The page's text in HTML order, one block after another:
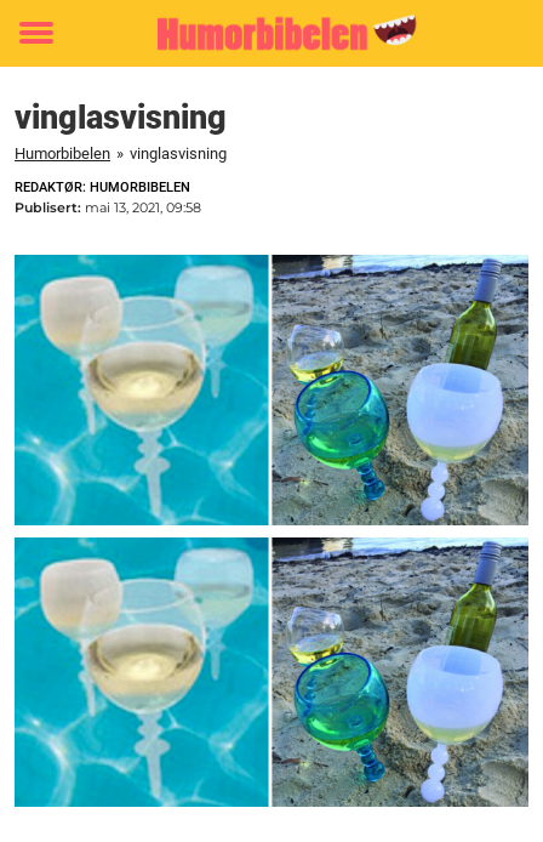
Toggle
vinglasvisning
Humorbibelen » vinglasvisning
REDAKTØR: HUMORBIBELEN
Publisert: mai 13, 2021, 09:58